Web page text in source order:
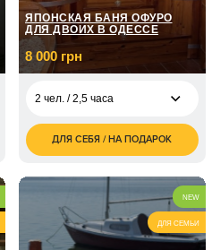
ЯПОНСКАЯ БАНЯ ОФУРО
ДЛЯ ДВОИХ В ОДЕССЕ
8 000 грн
2 чел. / 2,5 часа
8 000
грн
грн
4 чел. / 4 часа грн
ДЛЯ СЕБЯ / НА ПОДАРОК
NEW
ДЛЯ СЕМЬИ